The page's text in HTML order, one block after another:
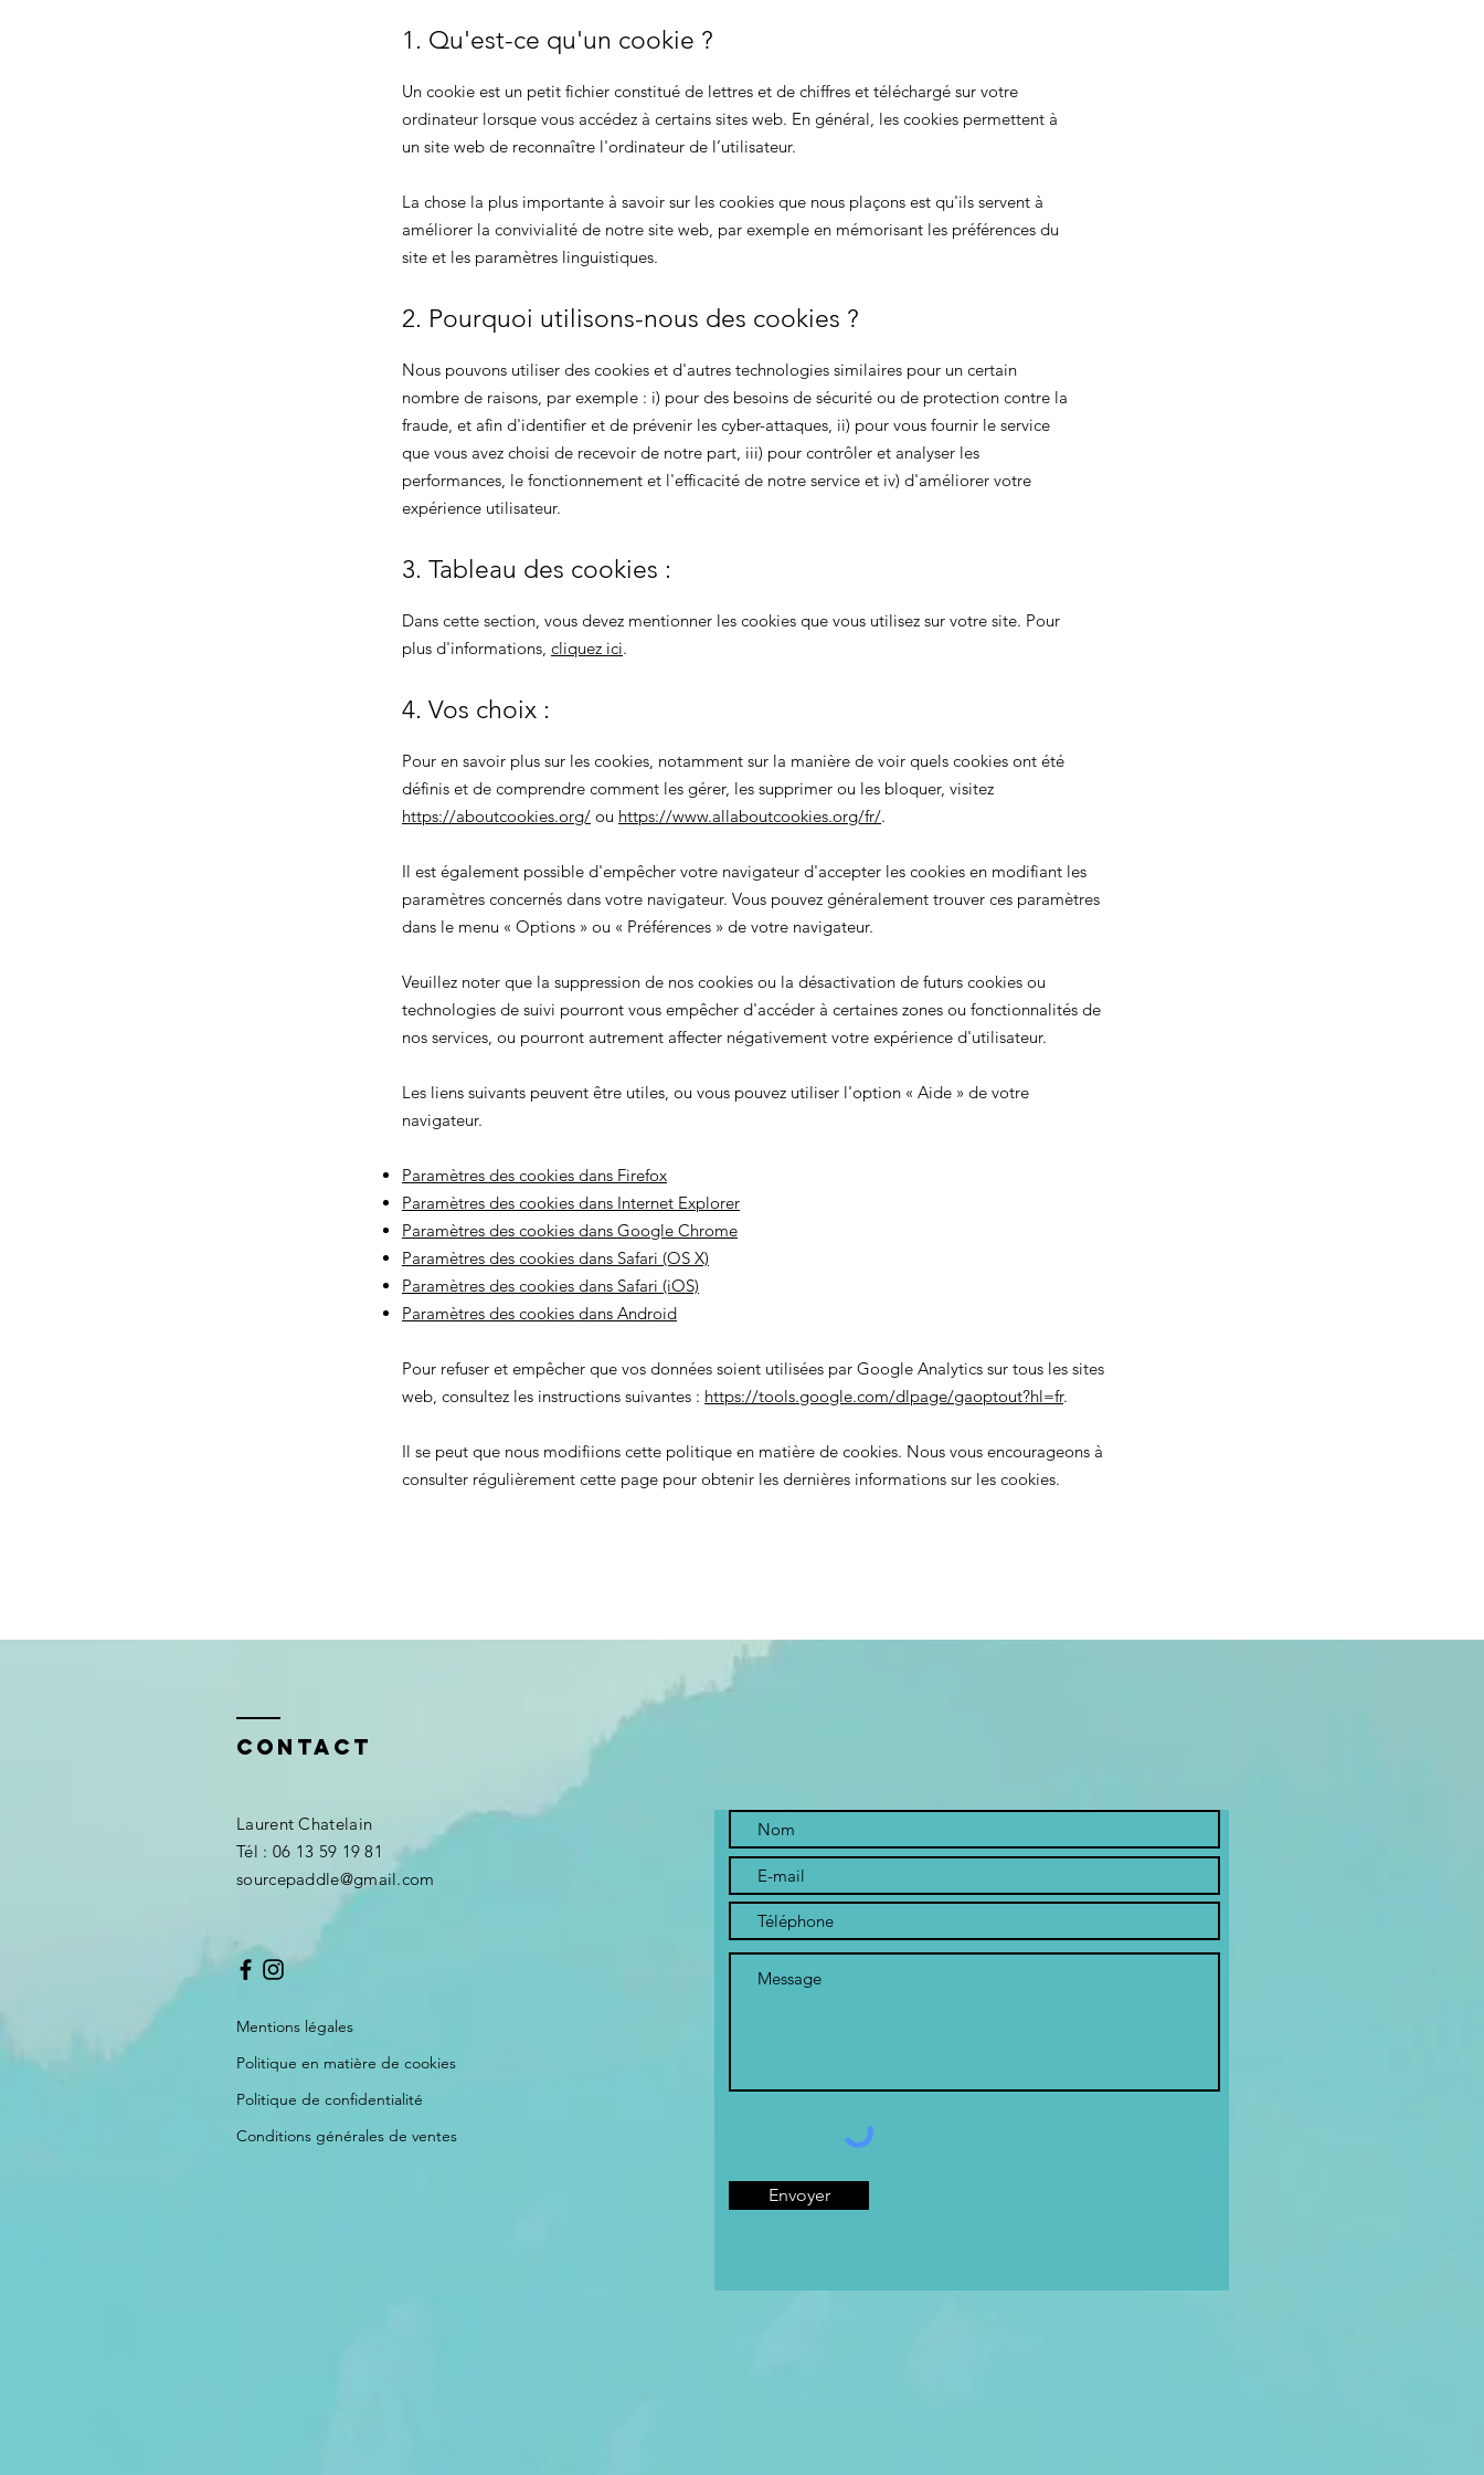
1. Qu'est-ce qu'un cookie ?
Un cookie est un petit fichier constitué de lettres et de chiffres et téléchargé sur votre
ordinateur lorsque vous accédez à certains sites web. En général, les cookies permettent à
un site web de reconnaître l'ordinateur de l’utilisateur.
La chose la plus importante à savoir sur les cookies que nous plaçons est qu'ils servent à
améliorer la convivialité de notre site web, par exemple en mémorisant les préférences du
site et les paramètres linguistiques.
2. Pourquoi utilisons-nous des cookies ?
Nous pouvons utiliser des cookies et d'autres technologies similaires pour un certain
nombre de raisons, par exemple : i) pour des besoins de sécurité ou de protection contre la
fraude, et afin d'identifier et de prévenir les cyber-attaques, ii) pour vous fournir le service
que vous avez choisi de recevoir de notre part, iii) pour contrôler et analyser les
performances, le fonctionnement et l'efficacité de notre service et iv) d'améliorer votre
expérience utilisateur.
3. Tableau des cookies :
Dans cette section, vous devez mentionner les cookies que vous utilisez sur votre site. Pour
plus d'informations, cliquez ici.
4. Vos choix :
Pour en savoir plus sur les cookies, notamment sur la manière de voir quels cookies ont été
définis et de comprendre comment les gérer, les supprimer ou les bloquer, visitez
https://aboutcookies.org/ ou https://www.allaboutcookies.org/fr/.
Il est également possible d'empêcher votre navigateur d'accepter les cookies en modifiant les
paramètres concernés dans votre navigateur. Vous pouvez généralement trouver ces paramètres
dans le menu « Options » ou « Préférences » de votre navigateur.
Veuillez noter que la suppression de nos cookies ou la désactivation de futurs cookies ou
technologies de suivi pourront vous empêcher d'accéder à certaines zones ou fonctionnalités de
nos services, ou pourront autrement affecter négativement votre expérience d'utilisateur.
Les liens suivants peuvent être utiles, ou vous pouvez utiliser l'option « Aide » de votre
navigateur.
Paramètres des cookies dans Firefox
Paramètres des cookies dans Internet Explorer
Paramètres des cookies dans Google Chrome
Paramètres des cookies dans Safari (OS X)
Paramètres des cookies dans Safari (iOS)
Paramètres des cookies dans Android
Pour refuser et empêcher que vos données soient utilisées par Google Analytics sur tous les sites
web, consultez les instructions suivantes : https://tools.google.com/dlpage/gaoptout?hl=fr.
Il se peut que nous modifiions cette politique en matière de cookies. Nous vous encourageons à
consulter régulièrement cette page pour obtenir les dernières informations sur les cookies.
Contact
Laurent Chatelain
​​Tél : 06 13 59 19 81
sourcepaddle@gmail.com
Mentions légales
Politique en matière de cookies
Politique de confidentialité
Conditions générales de ventes
Envoyer